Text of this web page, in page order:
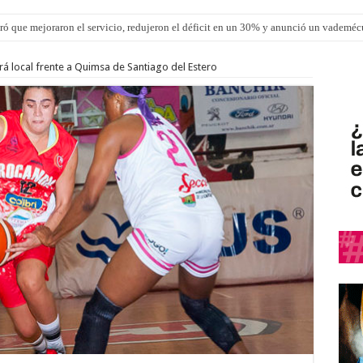
que mejoraron el servicio, redujeron el déficit en un 30% y anunció un
local frente a Quimsa de Santiago del Estero